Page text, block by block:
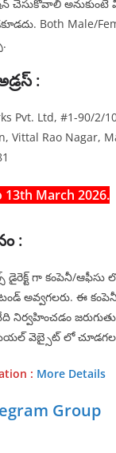
చేసుకోవాలి అనుకుంటే
Both Male/
:
Pvt. Ltd, #1-90/2/
Vittal Rao Nagar,
13th March 2026.
:
డైరెక్ట్ గా కంపెనీ/ఆఫీసు
అవ్వగలరు. ఈ
నిర్వహించడం
వెబ్సైట్ లో
: More Details
Group